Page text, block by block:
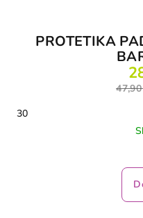
PROTETIKA
30